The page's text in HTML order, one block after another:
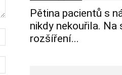
Pětina pacientů s
nikdy nekouřila. Na
rozšíření...